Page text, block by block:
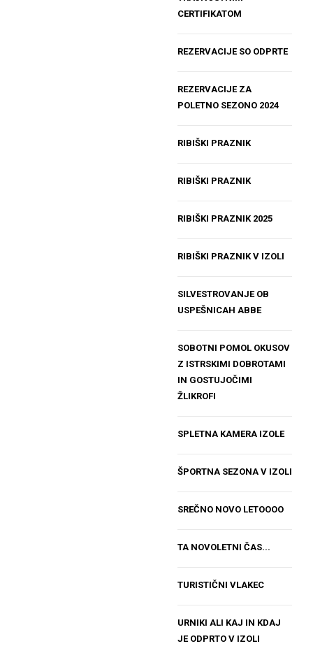
CERTIFIKATOM
REZERVACIJE SO ODPRTE
REZERVACIJE ZA
POLETNO SEZONO 2024
RIBIŠKI PRAZNIK
RIBIŠKI PRAZNIK
RIBIŠKI PRAZNIK 2025
RIBIŠKI PRAZNIK V IZOLI
SILVESTROVANJE OB
USPEŠNICAH ABBE
SOBOTNI POMOL OKUSOV
Z ISTRSKIMI DOBROTAMI
IN GOSTUJOČIMI
ŽLIKROFI
SPLETNA KAMERA IZOLE
ŠPORTNA SEZONA V IZOLI
SREČNO NOVO LETOOOO
TA NOVOLETNI ČAS...
TURISTIČNI VLAKEC
URNIKI ALI KAJ IN KDAJ
JE ODPRTO V IZOLI